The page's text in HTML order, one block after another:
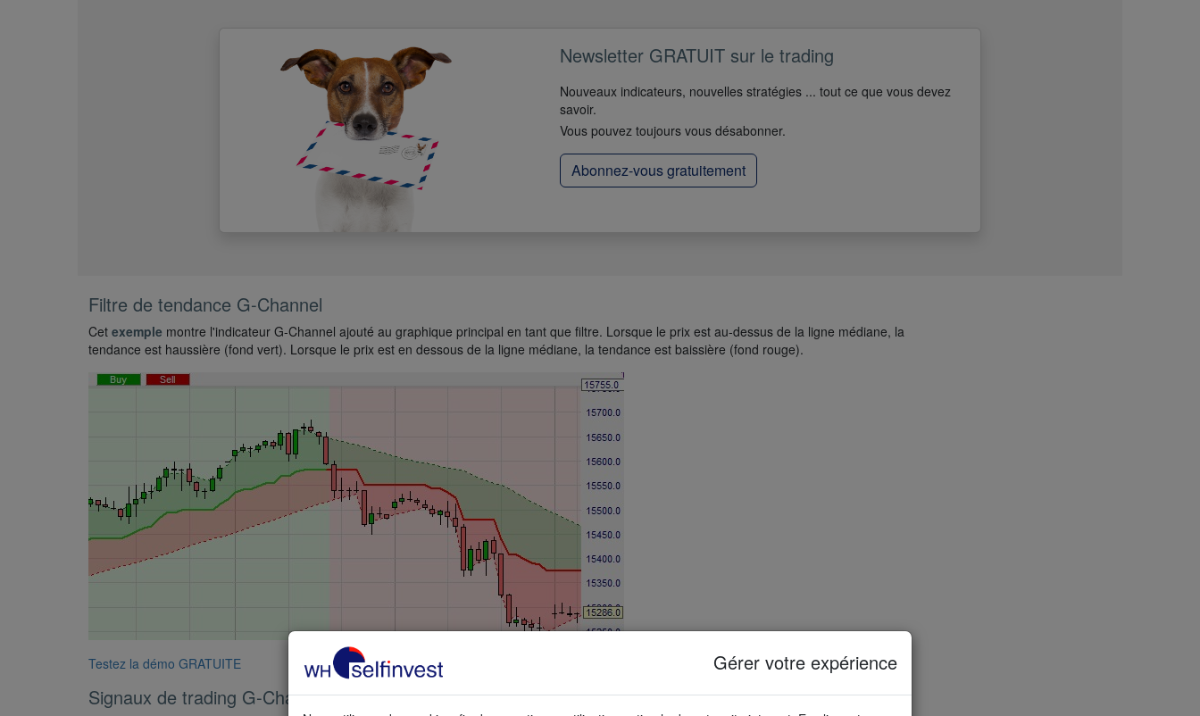
Newsletter GRATUIT sur le trading
Nouveaux indicateurs, nouvelles stratégies ... tout ce que vous devez
savoir.
Vous pouvez toujours vous désabonner.
Abonnez-vous gratuitement
Filtre de tendance G-Channel
Cet exemple montre l'indicateur G-Channel ajouté au graphique principal en tant que filtre. Lorsque le prix est au-dessus de la ligne médiane, la
tendance est haussière (fond vert). Lorsque le prix est en dessous de la ligne médiane, la tendance est baissière (fond rouge).
Testez la démo GRATUITE
Signaux de trading G-Channel
Gérer votre expérience